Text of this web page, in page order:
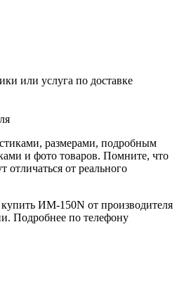
или услуга по доставке
размерами, подробным
и фото товаров. Помните, что
отличаться от реального
ИМ-150N от производителя
Подробнее по телефону